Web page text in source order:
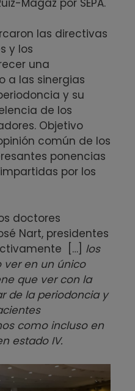
Magaz por SEPA.
las directivas
y los
una
a las sinergias
y su
de los
Objetivo
común de los
ponencias
por los
doctores
Nart, presidentes
[…] los
ver en un único
que ver con la
de la periodoncia y
como incluso en
estado IV.